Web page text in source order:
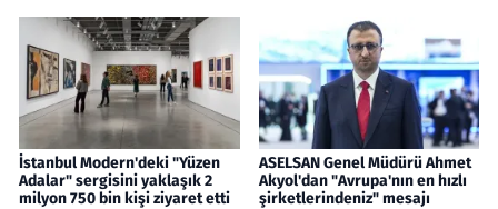
İstanbul Modern'deki "Yüzen
Adalar" sergisini yaklaşık 2
milyon 750 bin kişi ziyaret etti
ASELSAN Genel Müdürü Ahmet
Akyol'dan "Avrupa'nın en hızlı
şirketlerindeniz" mesajı